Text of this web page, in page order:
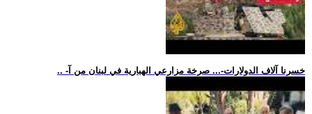
.. -خسرنا آلاف الدولارات-... صرخة مزارعي الهبارية في لبنان من آ